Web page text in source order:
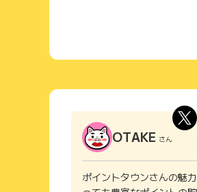
ふるさと納税は毎年やって
発送時はメールで連絡をく
計してくれるので、わざわ
を選定する上でとても参考
ー目線でわかりやすくて使
す。
OTAKE さん
ポイントタウンさんの魅